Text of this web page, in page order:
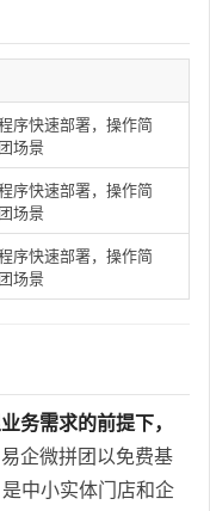
序快速部署，操作简
场景
序快速部署，操作简
场景
序快速部署，操作简
场景
务需求的前提下，
企微拼团以免费基
中小实体门店和企